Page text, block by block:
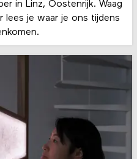
Festival vindt plaats
in Linz, Oostenrijk. Waag
lees je waar je ons tijdens